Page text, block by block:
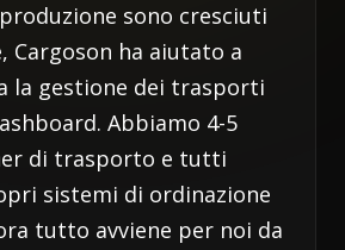
sono cresciuti
Cargoson ha aiutato a
la gestione dei trasporti
Abbiamo 4-5
di trasporto e tutti
sistemi di ordinazione
tutto avviene per noi da